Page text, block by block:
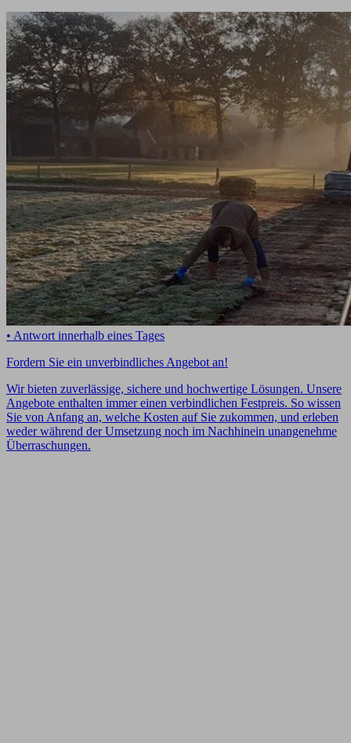
• Antwort innerhalb eines Tages
Fordern Sie ein unverbindliches Angebot an!
Wir bieten zuverlässige, sichere und hochwertige Lösungen. Unsere
Angebote enthalten immer einen verbindlichen Festpreis. So wissen
Sie von Anfang an, welche Kosten auf Sie zukommen, und erleben
weder während der Umsetzung noch im Nachhinein unangenehme
Überraschungen.